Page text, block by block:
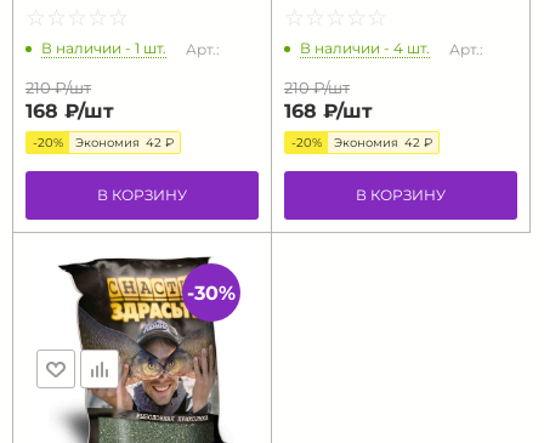
☆ ☆ ☆ ☆ ☆
★ ★ ★ ★ ★
В наличии - 1 шт. Арт.:
210 ₽/шт
168 ₽/шт
-20% Экономия 42 ₽
В КОРЗИНУ
☆ ☆ ☆ ☆ ☆
★ ★ ★ ★ ★
В наличии - 4 шт. Арт.:
210 ₽/шт
168 ₽/шт
-20% Экономия 42 ₽
В КОРЗИНУ
-30%